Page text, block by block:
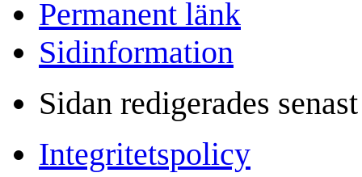
Permanent länk
Sidinformation
Sidan redigerades
Integritetspolicy